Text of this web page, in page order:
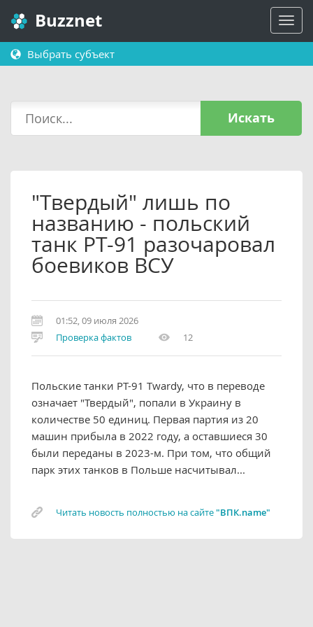
Buzznet
Выбрать субъект
Искать
"Твердый" лишь по
названию - польский
танк PT-91 разочаровал
боевиков ВСУ
01:52, 09 июля 2026
Проверка фактов
12
Польские танки PT-91 Twardy, что в переводе
означает "Твердый", попали в Украину в
количестве 50 единиц. Первая партия из 20
машин прибыла в 2022 году, а оставшиеся 30
были переданы в 2023-м. При том, что общий
парк этих танков в Польше насчитывал...
Читать новость полностью на сайте"ВПК.name"